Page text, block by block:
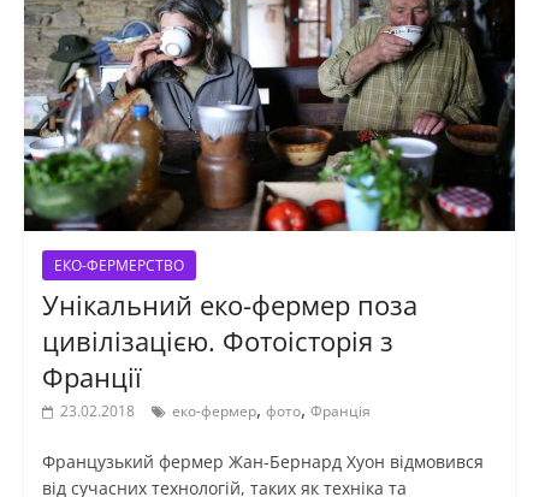
ЕКО-ФЕРМЕРСТВО
Унікальний еко-фермер поза
цивілізацією. Фотоісторія з
Франції
23.02.2018 еко-фермер, фото, Франція
Французький фермер Жан-Бернард Хуон відмовився
від сучасних технологій, таких як техніка та